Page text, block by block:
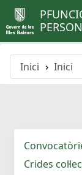
Inici Inici
Crides